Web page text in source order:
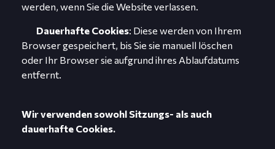
werden, wenn Sie die Website verlassen.
Dauerhafte Cookies: Diese werden von Ihrem
Browser gespeichert, bis Sie sie manuell löschen
oder Ihr Browser sie aufgrund ihres Ablaufdatums
entfernt.
Wir verwenden sowohl Sitzungs- als auch
dauerhafte Cookies.